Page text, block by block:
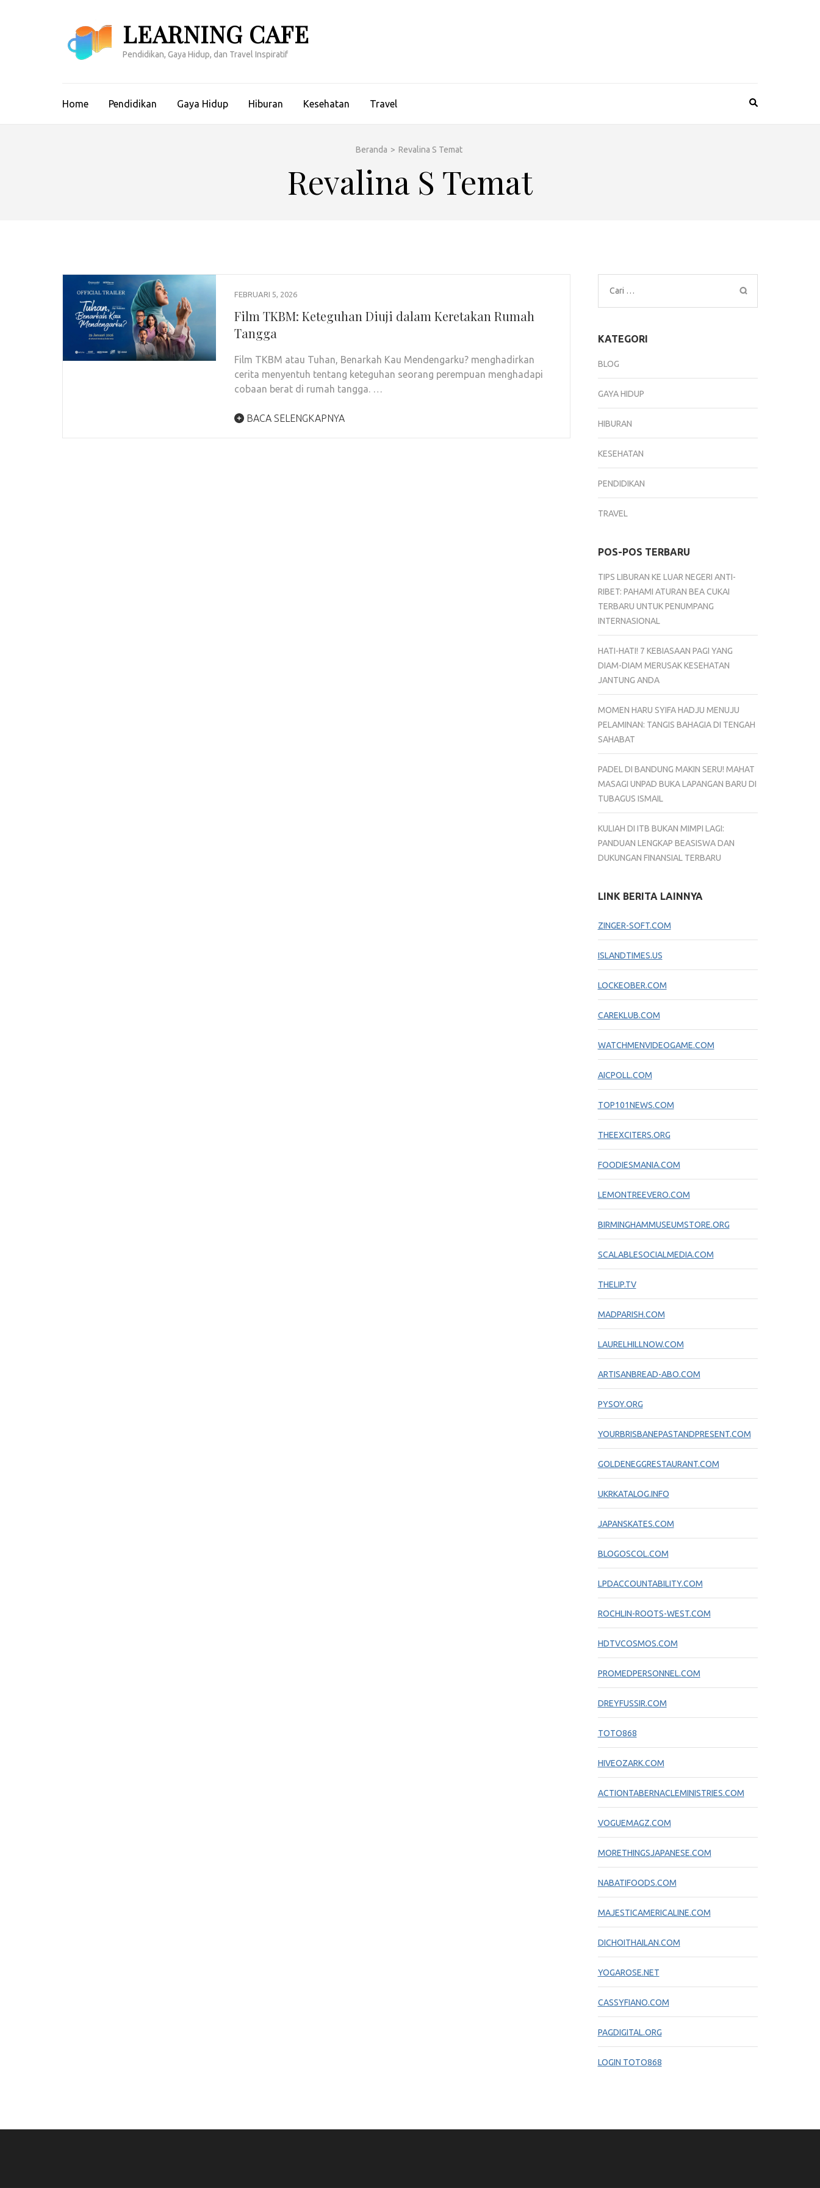
LEARNING CAFE
Pendidikan, Gaya Hidup, dan Travel Inspiratif
Home Pendidikan Gaya Hidup Hiburan Kesehatan Travel
Beranda > Revalina S Temat
Revalina S Temat
FEBRUARI 5, 2026
Film TKBM: Keteguhan Diuji dalam Keretakan Rumah
Tangga
Film TKBM atau Tuhan, Benarkah Kau Mendengarku? menghadirkan
cerita menyentuh tentang keteguhan seorang perempuan menghadapi
cobaan berat di rumah tangga. …
BACA SELENGKAPNYA
Cari
untuk:
KATEGORI
BLOG
GAYA HIDUP
HIBURAN
KESEHATAN
PENDIDIKAN
TRAVEL
POS-POS TERBARU
TIPS LIBURAN KE LUAR NEGERI ANTI-
RIBET: PAHAMI ATURAN BEA CUKAI
TERBARU UNTUK PENUMPANG
INTERNASIONAL
HATI-HATI! 7 KEBIASAAN PAGI YANG
DIAM-DIAM MERUSAK KESEHATAN
JANTUNG ANDA
MOMEN HARU SYIFA HADJU MENUJU
PELAMINAN: TANGIS BAHAGIA DI TENGAH
SAHABAT
PADEL DI BANDUNG MAKIN SERU! MAHAT
MASAGI UNPAD BUKA LAPANGAN BARU DI
TUBAGUS ISMAIL
KULIAH DI ITB BUKAN MIMPI LAGI:
PANDUAN LENGKAP BEASISWA DAN
DUKUNGAN FINANSIAL TERBARU
LINK BERITA LAINNYA
ZINGER-SOFT.COM
ISLANDTIMES.US
LOCKEOBER.COM
CAREKLUB.COM
WATCHMENVIDEOGAME.COM
AICPOLL.COM
TOP101NEWS.COM
THEEXCITERS.ORG
FOODIESMANIA.COM
LEMONTREEVERO.COM
BIRMINGHAMMUSEUMSTORE.ORG
SCALABLESOCIALMEDIA.COM
THELIP.TV
MADPARISH.COM
LAURELHILLNOW.COM
ARTISANBREAD-ABO.COM
PYSOY.ORG
YOURBRISBANEPASTANDPRESENT.COM
GOLDENEGGRESTAURANT.COM
UKRKATALOG.INFO
JAPANSKATES.COM
BLOGOSCOL.COM
LPDACCOUNTABILITY.COM
ROCHLIN-ROOTS-WEST.COM
HDTVCOSMOS.COM
PROMEDPERSONNEL.COM
DREYFUSSIR.COM
TOTO868
HIVEOZARK.COM
ACTIONTABERNACLEMINISTRIES.COM
VOGUEMAGZ.COM
MORETHINGSJAPANESE.COM
NABATIFOODS.COM
MAJESTICAMERICALINE.COM
DICHOITHAILAN.COM
YOGAROSE.NET
CASSYFIANO.COM
PAGDIGITAL.ORG
LOGIN TOTO868